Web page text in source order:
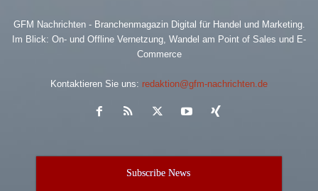
GFM Nachrichten - Branchenmagazin Digital für Handel und Marketing.
Im Blick: On- und Offline Vernetzung, Wandel am Point of Sales und E-
Commerce
Kontaktieren Sie uns: redaktion@gfm-nachrichten.de
Subscribe News